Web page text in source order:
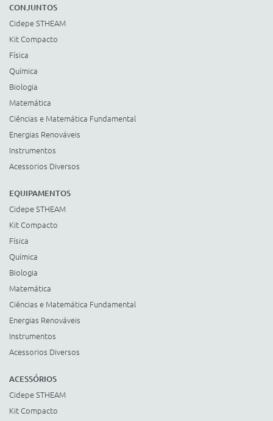
CONJUNTOS
Cidepe STHEAM
Kit Compacto
Física
Química
Biologia
Matemática
Ciências e Matemática Fundamental
Energias Renováveis
Instrumentos
Acessorios Diversos
EQUIPAMENTOS
Cidepe STHEAM
Kit Compacto
Física
Química
Biologia
Matemática
Ciências e Matemática Fundamental
Energias Renováveis
Instrumentos
Acessorios Diversos
ACESSÓRIOS
Cidepe STHEAM
Kit Compacto